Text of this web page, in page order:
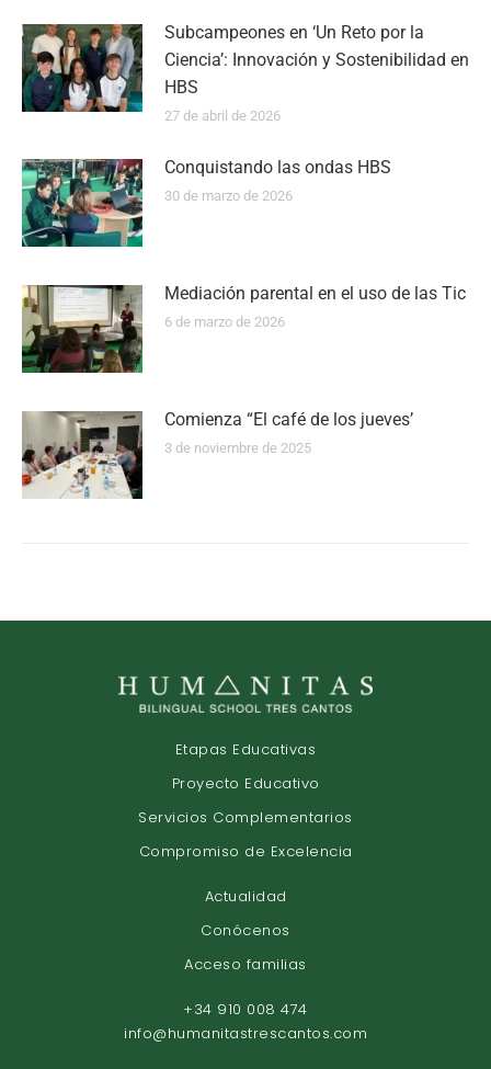
Subcampeones en ‘Un Reto por la
Ciencia’: Innovación y Sostenibilidad en
HBS
27 de abril de 2026
Conquistando las ondas HBS
30 de marzo de 2026
Mediación parental en el uso de las Tic
6 de marzo de 2026
Comienza “El café de los jueves’
3 de noviembre de 2025
Etapas Educativas
Proyecto Educativo
Servicios Complementarios
Compromiso de Excelencia
Actualidad
Conócenos
Acceso familias
+34 910 008 474
info@humanitastrescantos.com